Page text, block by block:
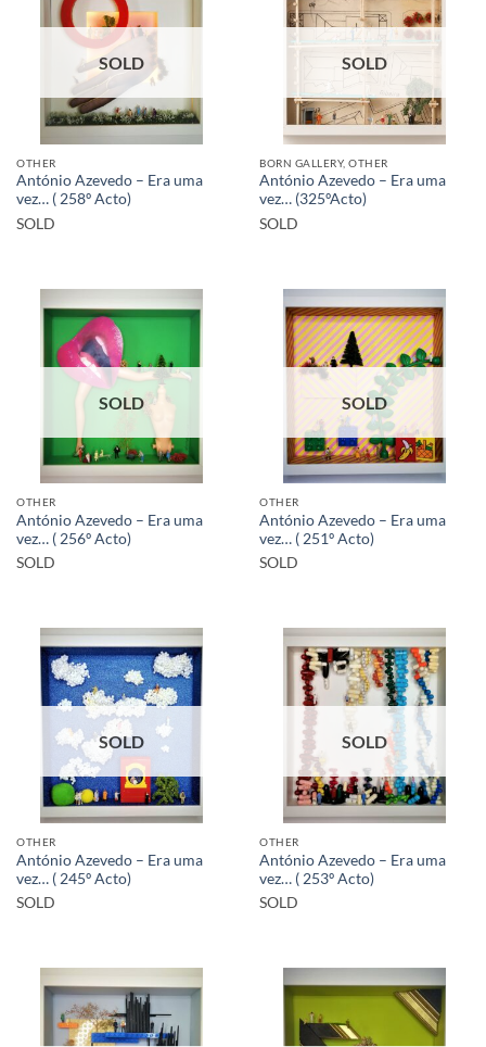
SOLD
OTHER
António Azevedo – Era uma
vez… ( 258º Acto)
SOLD
SOLD
BORN GALLERY, OTHER
António Azevedo – Era uma
vez… (325ºActo)
SOLD
SOLD
OTHER
António Azevedo – Era uma
vez… ( 256º Acto)
SOLD
SOLD
OTHER
António Azevedo – Era uma
vez… ( 251º Acto)
SOLD
SOLD
OTHER
António Azevedo – Era uma
vez… ( 245º Acto)
SOLD
SOLD
OTHER
António Azevedo – Era uma
vez… ( 253º Acto)
SOLD